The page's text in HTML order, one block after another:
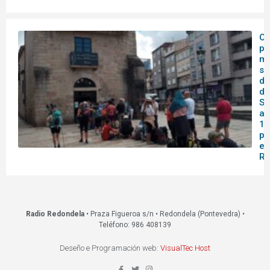
O
de
14
en
Radio Redondela• Praza Figueroa s/n • Redondela (Pontevedra) •
Teléfono: 986 408139
Deseño e Programación web: VisualTec Host